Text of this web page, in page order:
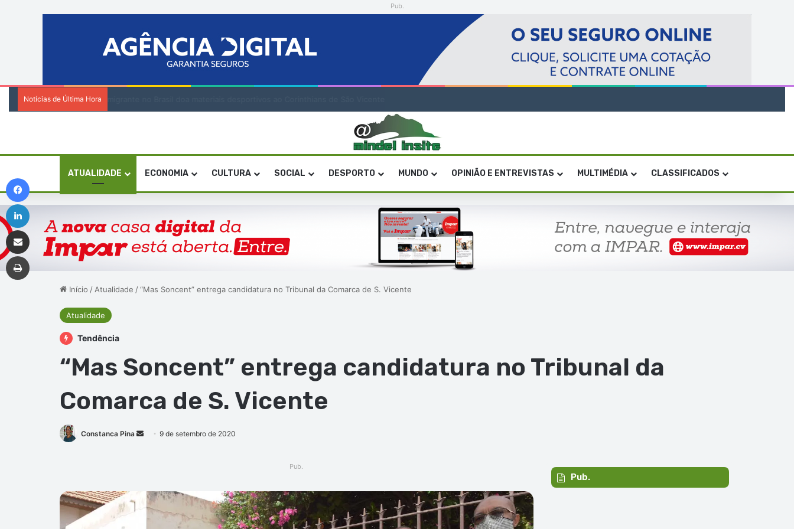
Pub.
Notícias de Última Hora
ATUALIDADE ECONOMIA CULTURA SOCIAL DESPORTO MUNDO OPINIÃO E ENTREVISTAS MULTIMÉDIA CLASSIFICADOS
Início / Atualidade / “Mas Soncent” entrega candidatura no Tribunal da Comarca de S. Vicente
Atualidade
Tendência
“Mas Soncent” entrega candidatura no Tribunal da
Comarca de S. Vicente
Constanca Pina
Mande9 de setembro de 2020
Pub.
Pub.
Linkedin
Imprimir